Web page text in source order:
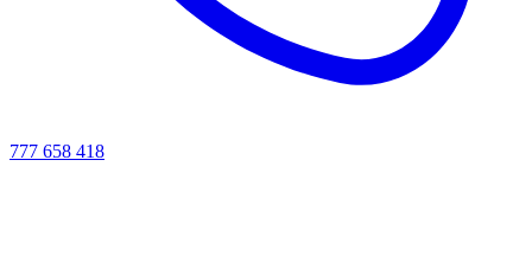
777 658 418